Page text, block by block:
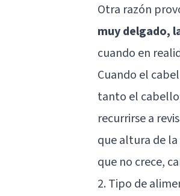
Otra razón
muy delgado,
cuando en
Cuando el
tanto el
recurrirse a
que altura de
que no crece,
2. Tipo de